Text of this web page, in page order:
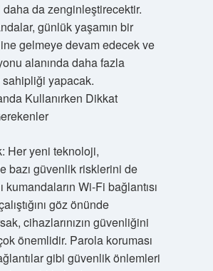
da zenginleştirecektir.
günlük yaşamın bir
gelmeye devam edecek ve
alanında daha fazla
yapacak.
Kullanırken Dikkat
Her yeni teknoloji,
bazı güvenlik risklerini de
kumandaların Wi-Fi bağlantısı
göz önünde
cihazlarınızın güvenliğini
önemlidir. Parola koruması
gibi güvenlik önlemleri